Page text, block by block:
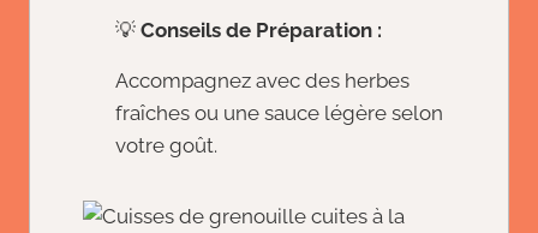
💡 Conseils de Préparation :
Accompagnez avec des herbes
fraîches ou une sauce légère selon
votre goût.